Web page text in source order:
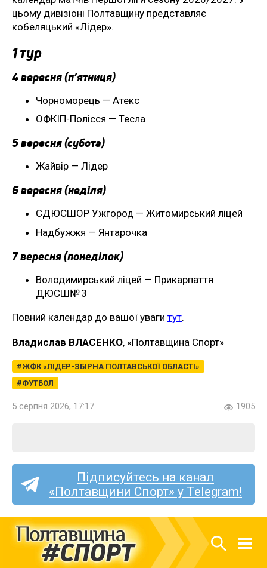
цьому дивізіоні Полтавщину представляє
кобеляцький «Лідер».
1 тур
4 вересня (п’ятниця)
Чорноморець — Атекс
ОФКІП-Полісся — Тесла
5 вересня (субота)
Жайвір — Лідер
6 вересня (неділя)
СДЮСШОР Ужгород — Житомирський ліцей
Надбужжя — Янтарочка
7 вересня (понеділок)
Володимирський ліцей — Прикарпаття
ДЮСШ№ 3
Повний календар до вашої уваги тут.
Владислав ВЛАСЕНКО, «Полтавщина Спорт»
ЖФК «ЛІДЕР-ЗБІРНА ПОЛТАВСЬКОЇ ОБЛАСТІ»
ФУТБОЛ
5 серпня 2026, 17:17 1905
Підписуйтесь на канал
«Полтавщини Спорт» у Telegram!